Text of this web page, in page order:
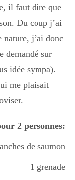
il faut dire que
Du coup j’ai
nature, j’ai donc
demandé sur
idée sympa).
me plaisait
2 personnes:
de saumon
1 grenade